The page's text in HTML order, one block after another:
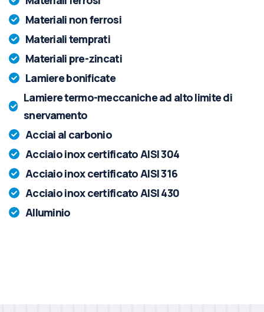
Materiali non ferrosi
Materiali temprati
Materiali pre-zincati
Lamiere bonificate
Lamiere termo-meccaniche ad alto limite di
snervamento
Acciai al carbonio
Acciaio inox certificato AISI 304
Acciaio inox certificato AISI 316
Acciaio inox certificato AISI 430
Alluminio